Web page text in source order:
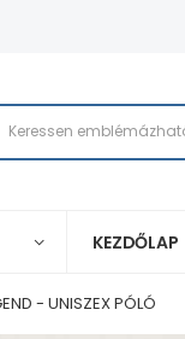
KEZDŐLAP
- UNISZEX PÓLÓ